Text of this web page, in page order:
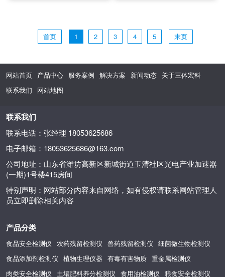
首页 1 2 3 4 5 末页
网站首页 产品中心 服务案例 解决方案 新闻动态 关于三体宏科
联系我们
网站地图
联系我们
联系电话：张经理 18053625686
电子邮箱：18053625686@163.com
公司地址：山东省潍坊高新区新城街道玉清社区光电产业加速器
(一期)1号楼415房间
特别声明：网站部分内容来自网络，如有侵权请联系网站管理人
员立即删除相关内容
产品分类
食品安全检测仪 农药残留检测仪 兽药残留检测仪 细菌微生物检测仪
食品添加剂检测仪 植物生理仪器 有毒有害物质 重金属检测仪
肉类安全检测仪
土壤肥料养分检测仪 食用油检测仪 粮食安全检测仪